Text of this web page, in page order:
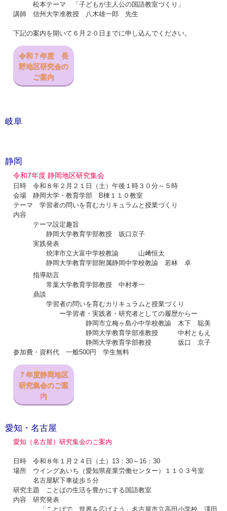
松本テーマ 「子どもが主人公の国語教室づくり」
講師 信州大学准教授 八木雄一郎 先生
下記の案内を開いて６月２０日までに申し込んでください。
令和７年度 長
野地区研究会の
ご案内
岐阜
静岡
令和7年度 静岡地区研究集会
日時 令和８年２月２１日（土）午後１時３０分～５時
会場 静岡大学・教育学部 B棟１１０教室
テーマ 学習者の問いを育むカリキュラムと授業づくり
内容
テーマ設定趣旨
静岡大学教育学部教授 坂口京子
実践発表
焼津市立大富中学校教諭 山﨑恒太
静岡大学教育学部附属静岡中学校教諭 若林 卓
指導助言
常葉大学教育学部教授 中村孝一
鼎談
学習者の問いを育むカリキュラムと授業づくり
ー学習者・実践者・研究者としての履歴からー
静岡市立梅ヶ島小中学校教諭 木下 聡美
静岡大学教育学部准教授 中村ともえ
静岡大学教育学部教授 坂口 京子
参加費・資料代 一般500円 学生無料
７年度静岡地区
研究集会のご案
内
愛知・名古屋
愛知（名古屋）研究集会のご案内
日時 令和８年１月２４日（土）13：30～16：30
場所 ウイングあいち（愛知県産業労働センター）１１０３号室
名古屋駅下車徒歩５分
研究主題 ことばの生活を豊かにする国語教室
内容 研究発表
「ことばで 世界を広げよう」名古屋市立高田小学校 澤田